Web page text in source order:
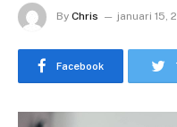
By Chris januari 15,
Facebook